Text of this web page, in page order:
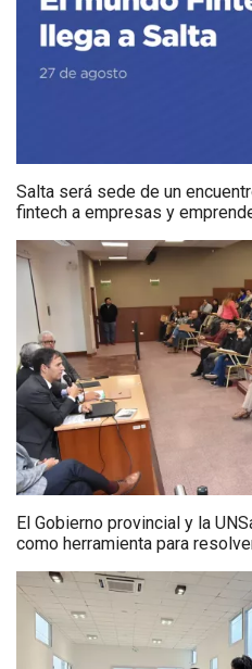
Salta será sede de un
fintech a empresas y
El Gobierno provincial y la
como herramienta para